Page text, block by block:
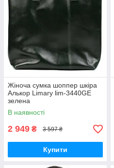
Жіноча сумка шоппер шкіра
Алькор Limary lim-3440GE
зелена
В наявності
2 949 ₴ 3 597 ₴
Купити